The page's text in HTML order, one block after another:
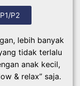
P2
lebih banyak
tidak terlalu
anak kecil,
& relax” saja.